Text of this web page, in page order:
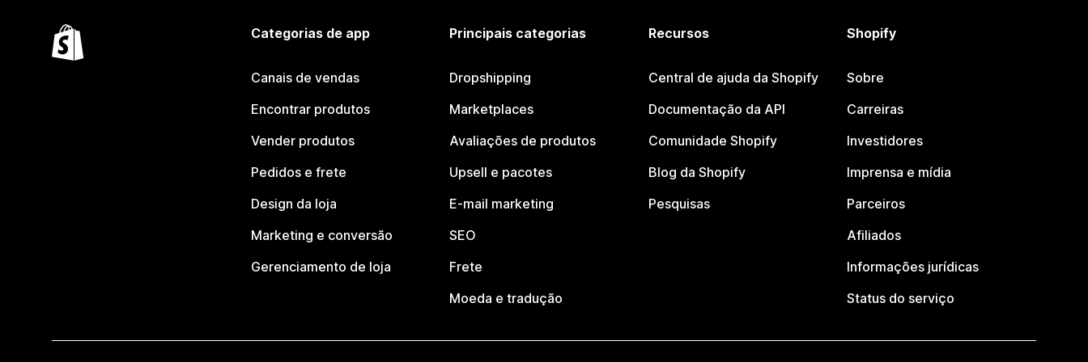
Categorias de app
Canais de vendas
Encontrar produtos
Vender produtos
Pedidos e frete
Design da loja
Marketing e conversão
Gerenciamento de loja
Principais categorias
Dropshipping
Marketplaces
Avaliações de produtos
Upsell e pacotes
E-mail marketing
SEO
Frete
Moeda e tradução
Recursos
Central de ajuda da Shopify
Documentação da API
Comunidade Shopify
Blog da Shopify
Pesquisas
Shopify
Sobre
Carreiras
Investidores
Imprensa e mídia
Parceiros
Afiliados
Informações jurídicas
Status do serviço